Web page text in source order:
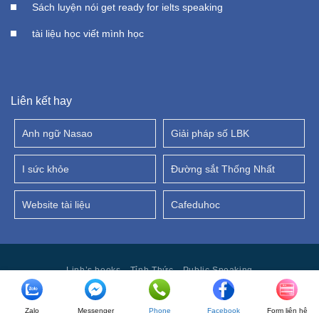
Sách luyện nói get ready for ielts speaking
tài liệu học viết mình học
Liên kết hay
Anh ngữ Nasao Giải pháp số LBK
I sức khỏe Đường sắt Thống Nhất
Website tài liệu Cafeduhoc
Linh’s books Tỉnh Thức Public Speaking
Copyright 2026 ©NASAO - Marketing and Seo by ngolongnd.net
Zalo Messenger Phone Facebook Form liên hệ